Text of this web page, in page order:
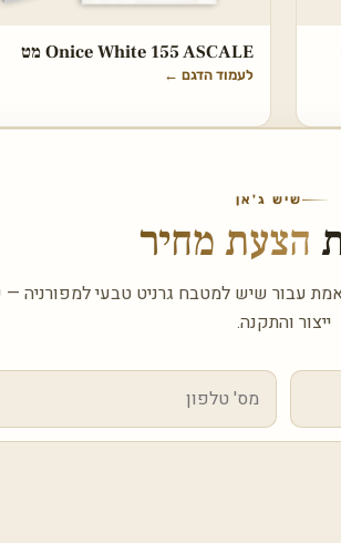
Onice White 155 ASCALE מט
לעמוד הדגם ←
שיש ג'אן
הצעת מחיר
עבור שיש למטבח גרניט טבעי למפורניה —
ייצור והתקנה.